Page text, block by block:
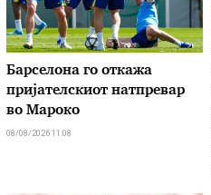
Барселона го откажа
пријателскиот натпревар
во Мароко
08/08/2026 11:08